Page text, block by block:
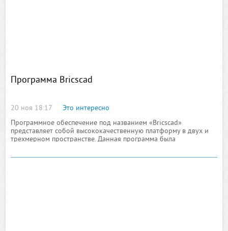
Программа Bricscad
20 ноя 18:17
Это интересно
Программное обеспечение под названием «Bricscad»
представляет собой высококачественную платформу в двух и
трехмерном пространстве. Данная программа была
мере повысить